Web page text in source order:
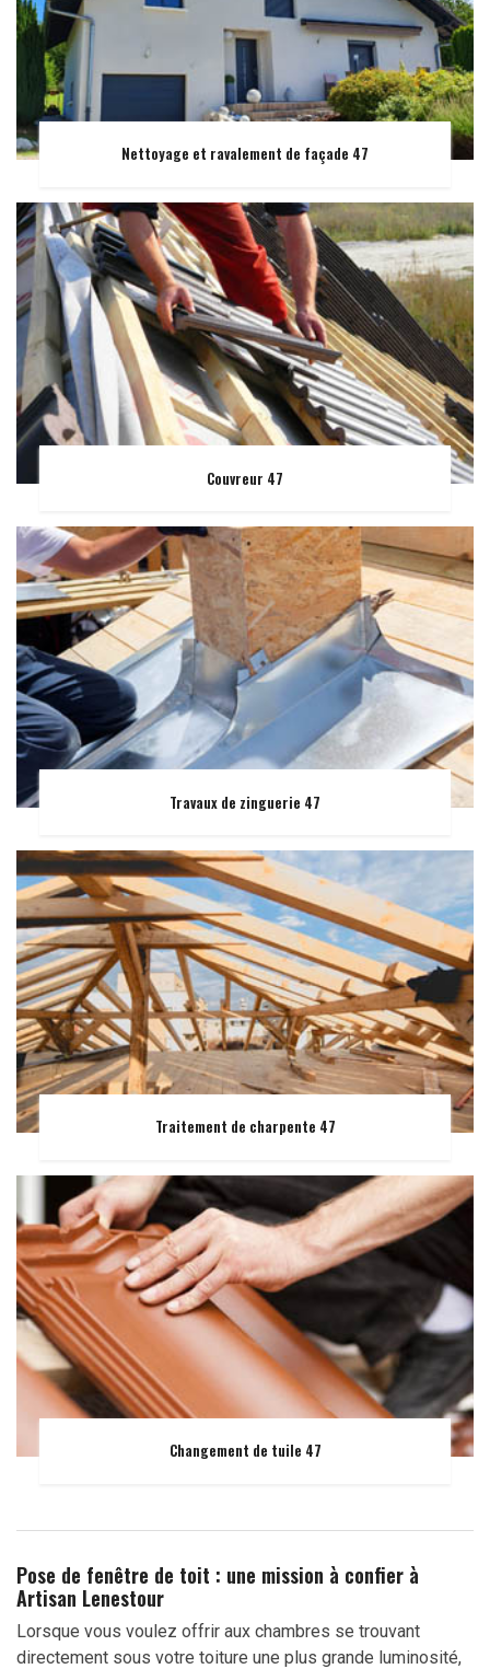
Nettoyage et ravalement de façade 47
Couvreur 47
Travaux de zinguerie 47
Traitement de charpente 47
Changement de tuile 47
Pose de fenêtre de toit : une mission à confier à
Artisan Lenestour
Lorsque vous voulez offrir aux chambres se trouvant
directement sous votre toiture une plus grande luminosité,